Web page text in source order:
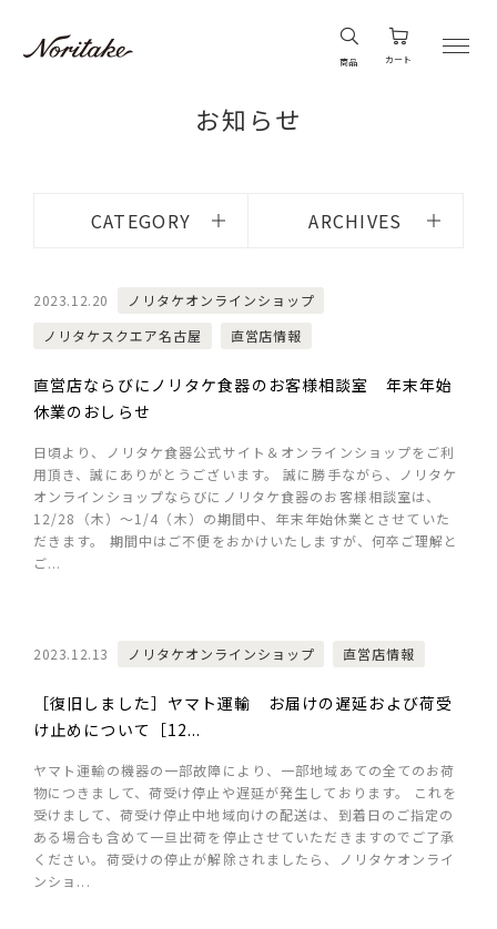
商品 カート
お知らせ
CATEGORY ARCHIVES
2023.12.20
ノリタケオンラインショップ
ノリタケスクエア名古屋
直営店情報
直営店ならびにノリタケ食器のお客様相談室 年末年始
休業のおしらせ
日頃より、ノリタケ食器公式サイト＆オンラインショップをご利
用頂き、誠にありがとうございます。 誠に勝手ながら、ノリタケ
オンラインショップならびにノリタケ食器のお客様相談室は、
12/28（木）～1/4（木）の期間中、年末年始休業とさせていた
だきます。 期間中はご不便をおかけいたしますが、何卒ご理解と
ご...
2023.12.13 ノリタケオンラインショップ 直営店情報
［復旧しました］ヤマト運輸 お届けの遅延および荷受
け止めについて［12...
ヤマト運輸の機器の一部故障により、一部地域あての全てのお荷
物につきまして、荷受け停止や遅延が発生しております。 これを
受けまして、荷受け停止中地域向けの配送は、到着日のご指定の
ある場合も含めて一旦出荷を停止させていただきますのでご了承
ください。荷受けの停止が解除されましたら、ノリタケオンライ
ンショ...